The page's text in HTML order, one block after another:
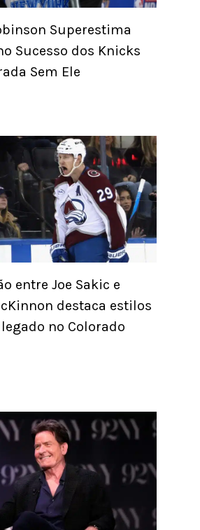
Superestima
Sucesso dos Knicks
Sem Ele
entre Joe Sakic e
destaca estilos
no Colorado